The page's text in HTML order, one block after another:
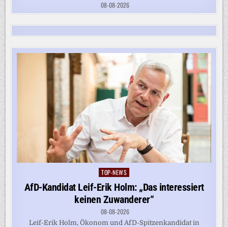
08-08-2026
Posted
in
TOP-NEWS
AfD-Kandidat Leif-Erik Holm: „Das interessiert
keinen Zuwanderer“
08-08-2026
Leif-Erik Holm, Ökonom und AfD-Spitzenkandidat in